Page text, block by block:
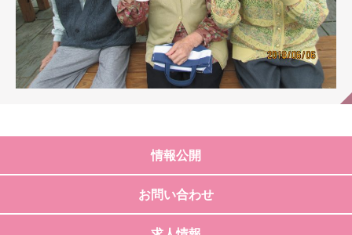
情報公開
お問い合わせ